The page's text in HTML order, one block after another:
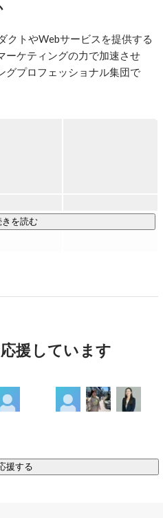
クトやWebサービスを提供する
ーケティングの力で加速させ
グプロフェッショナル集団で
す。そして、その関係には、言
地よく、世の中に広げる存在
業会社様を中心に、マーケテ
で一貫した支援を行っていま
きを読む
援しています
援する